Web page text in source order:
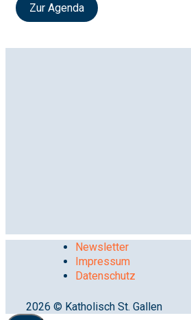
Zur Agenda
Newsletter
Impressum
Datenschutz
2026 © Katholisch St. Gallen